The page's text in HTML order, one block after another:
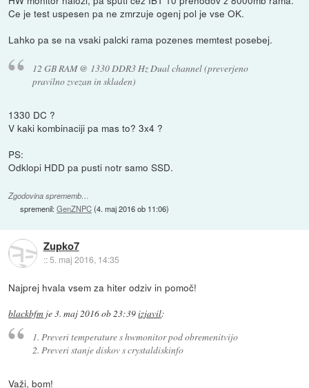
Ce je test uspesen pa ne zmrzuje ogenj pol je vse OK.
Lahko pa se na vsaki palcki rama pozenes memtest posebej.
12 GB RAM @ 1330 DDR3 Hz Dual channel (preverjeno
pravilno zvezan in skladen)
1330 DC ?
V kaki kombinaciji pa mas to? 3x4 ?
PS:
Odklopi HDD pa pusti notr samo SSD.
Zgodovina sprememb…
spremenil:GenZNPC(4. maj 2016 ob 11:06)
Zupko7
::5. maj 2016, 14:35
Najprej hvala vsem za hiter odziv in pomoč!
blackbfm je3. maj 2016 ob 23:39izjavil:
1. Preveri temperature s hwmonitor pod obremenitvijo
2. Preveri stanje diskov s crystaldiskinfo
Važi, bom!